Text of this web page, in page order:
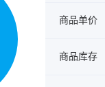
商品单价
商品库存